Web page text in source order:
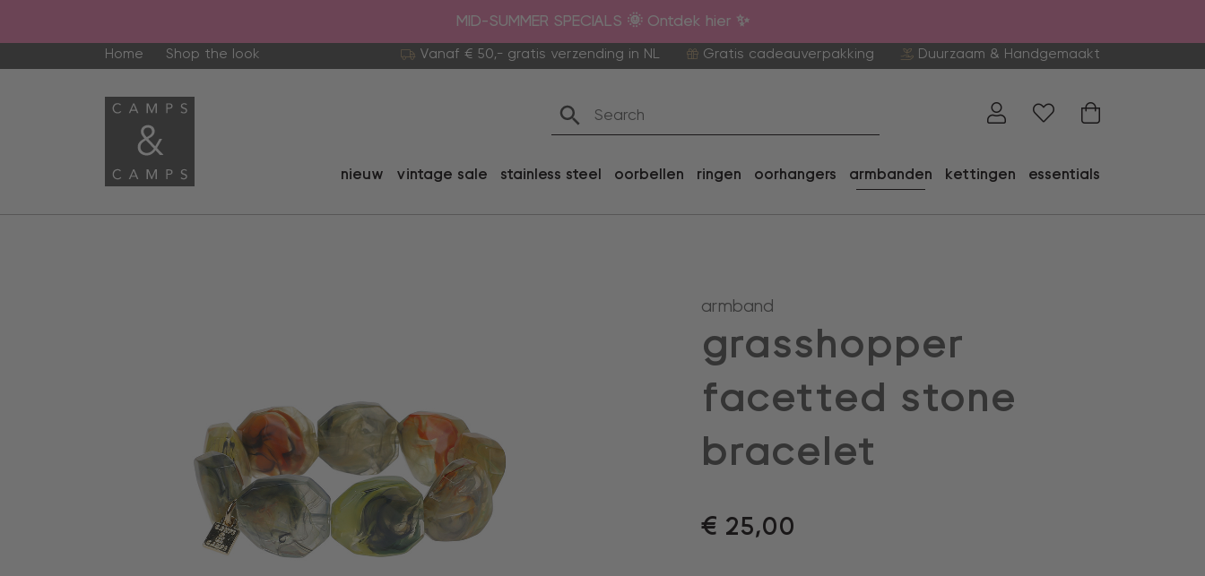
MID-SUMMER SPECIALS 🌞 Ontdek hier ✨
Home Shop the look Vanaf € 50,- gratis verzending in NL Gratis cadeauverpakking Duurzaam & Handgemaakt
nieuw vintage sale stainless steel oorbellen ringen oorhangers armbanden kettingen essentials
armband
grasshopper
facetted stone
bracelet
€ 25,00